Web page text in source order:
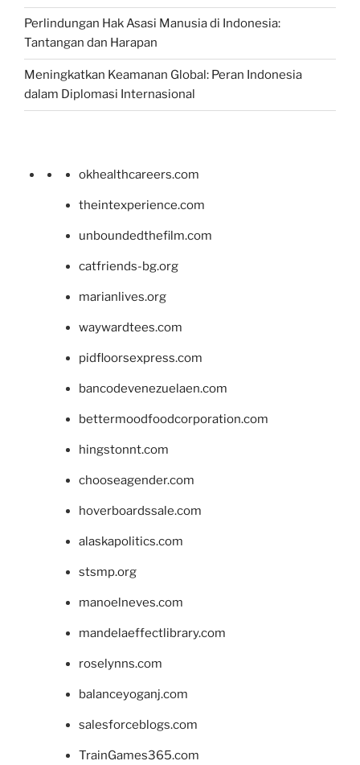
Perlindungan Hak Asasi Manusia di Indonesia:
Tantangan dan Harapan
Meningkatkan Keamanan Global: Peran Indonesia
dalam Diplomasi Internasional
okhealthcareers.com
theintexperience.com
unboundedthefilm.com
catfriends-bg.org
marianlives.org
waywardtees.com
pidfloorsexpress.com
bancodevenezuelaen.com
bettermoodfoodcorporation.com
hingstonnt.com
chooseagender.com
hoverboardssale.com
alaskapolitics.com
stsmp.org
manoelneves.com
mandelaeffectlibrary.com
roselynns.com
balanceyoganj.com
salesforceblogs.com
TrainGames365.com